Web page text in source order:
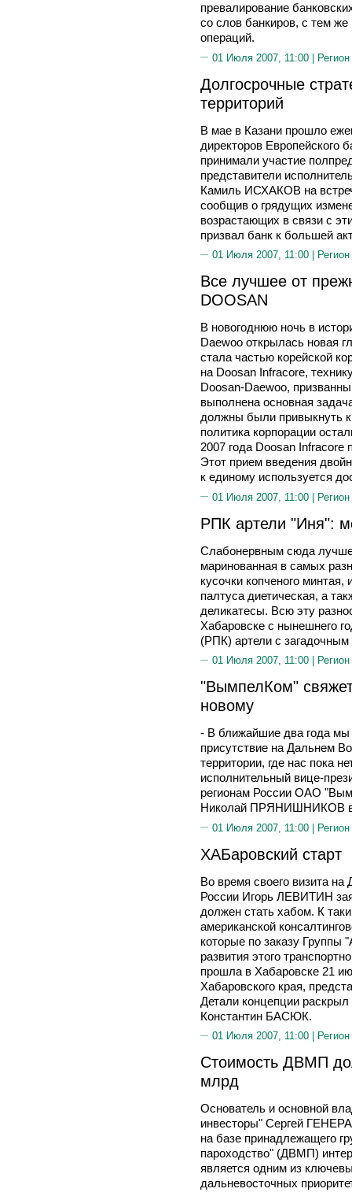
превалирование
со слов банкиров, с тем
операций.
01 Июля 2007, 11:00 |
Долгосрочные
территорий
В мае в Казани прошло
директоров Европейского
принимали участие
представители
Камиль ИСХАКОВ на
сообщив о грядущих
возрастающих в связи с
призвал банк к большей
01 Июля 2007, 11:00 |
Все лучшее от
DOOSAN
В новогоднюю ночь в
Daewoo открылась новая
стала частью корейской
на Doosan Infracore,
Doosan-Daewoo,
выполнена основная
должны были привыкнуть
политика корпорации
2007 года Doosan
Этот прием введения
к единому используется
01 Июля 2007, 11:00 |
РПК артели "Иня":
Слабонервным сюда лучше
маринованная в самых
кусочки копченого
палтуса диетическая, а
деликатесы. Всю эту
Хабаровске с нынешнего
(РПК) артели с
01 Июля 2007, 11:00 |
"ВымпелКом"
новому
- В ближайшие два года
присутствие на Дальнем
территории, где нас пока
исполнительный вице-
регионам России ОАО
Николай ПРЯНИШНИКОВ во
01 Июля 2007, 11:00 |
ХАБаровский старт
Во время своего визита на
России Игорь ЛЕВИТИН
должен стать хабом. К
американской
которые по заказу Группы
развития этого
прошла в Хабаровске 21
Хабаровского края,
Детали концепции
Константин БАСЮК.
01 Июля 2007, 11:00 |
Стоимость ДВМП
млрд
Основатель и основной
инвесторы" Сергей
на базе принадлежащего
пароходство" (ДВМП)
является одним из
дальневосточных